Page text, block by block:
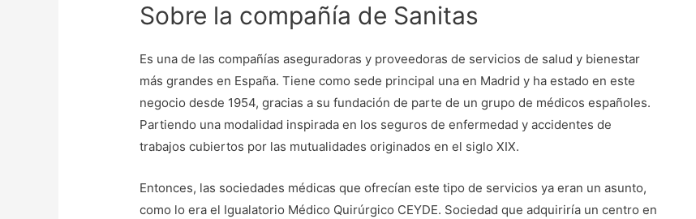
Sobre la compañía de Sanitas
Es una de las compañías aseguradoras y proveedoras de servicios de salud y bienestar
más grandes en España. Tiene como sede principal una en Madrid y ha estado en este
negocio desde 1954, gracias a su fundación de parte de un grupo de médicos españoles.
Partiendo una modalidad inspirada en los seguros de enfermedad y accidentes de
trabajos cubiertos por las mutualidades originados en el siglo XIX.
Entonces, las sociedades médicas que ofrecían este tipo de servicios ya eran un asunto,
como lo era el Igualatorio Médico Quirúrgico CEYDE. Sociedad que adquiriría un centro en